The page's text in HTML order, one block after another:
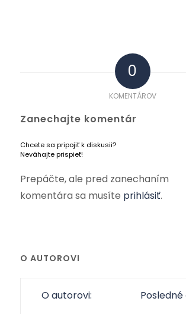
0
KOMENTÁROV
Zanechajte komentár
Chcete sa pripojiť k diskusii?
Neváhajte prispieť!
Prepáčte, ale pred zanechaním
komentára sa musíte prihlásiť.
O AUTOROVI
O autorovi: